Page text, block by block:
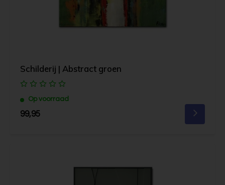
Schilderij | Abstract groen
Op voorraad
99,95